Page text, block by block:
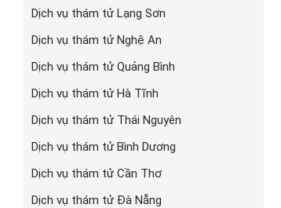
Dịch vụ thám tử Lạng Sơn
Dịch vụ thám tử Nghệ An
Dịch vụ thám tử Quảng Bình
Dịch vụ thám tử Hà Tĩnh
Dịch vụ thám tử Thái Nguyên
Dịch vụ thám tử Bình Dương
Dịch vụ thám tử Cần Thơ
Dịch vụ thám tử Đà Nẵng